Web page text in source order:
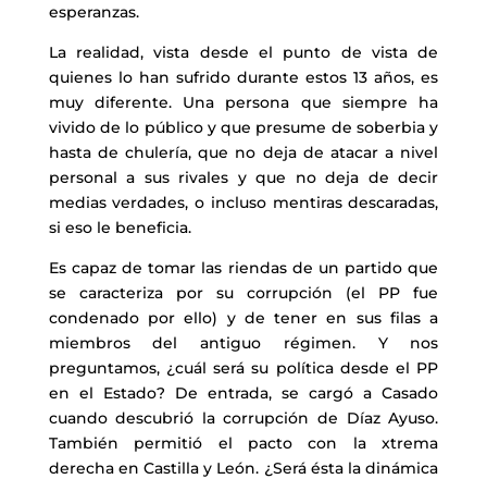
esperanzas.
La realidad, vista desde el punto de vista de
quienes lo han sufrido durante estos 13 años, es
muy diferente. Una persona que siempre ha
vivido de lo público y que presume de soberbia y
hasta de chulería, que no deja de atacar a nivel
personal a sus rivales y que no deja de decir
medias verdades, o incluso mentiras descaradas,
si eso le beneficia.
Es capaz de tomar las riendas de un partido que
se caracteriza por su corrupción (el PP fue
condenado por ello) y de tener en sus filas a
miembros del antiguo régimen. Y nos
preguntamos, ¿cuál será su política desde el PP
en el Estado? De entrada, se cargó a Casado
cuando descubrió la corrupción de Díaz Ayuso.
También permitió el pacto con la xtrema
derecha en Castilla y León. ¿Será ésta la dinámica